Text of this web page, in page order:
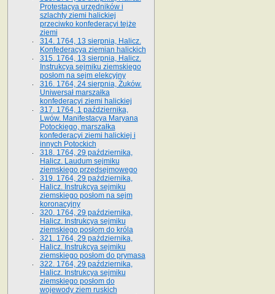
Protestacya urzędników i
szlachty ziemi halickiej
przeciwko konfederacyi tejże
ziemi
314. 1764, 13 sierpnia, Halicz.
Konfederacya ziemian halickich
315. 1764, 13 sierpnia, Halicz.
Instrukcya sejmiku ziemskiego
posłom na sejm elekcyjny
316. 1764, 24 sierpnia, Żuków.
Uniwersał marszałka
konfederacyi ziemi halickiej
317. 1764, 1 października,
Lwów. Manifestacya Maryana
Potockiego, marszałka
konfederacyi ziemi halickiej i
innych Potockich
318. 1764, 29 października,
Halicz. Laudum sejmiku
ziemskiego przedsejmowego
319. 1764, 29 października,
Halicz. Instrukcya sejmiku
ziemskiego posłom na sejm
koronacyjny
320. 1764, 29 października,
Halicz. Instrukcya sejmiku
ziemskiego posłom do króla
321. 1764, 29 października,
Halicz. Instrukcya sejmiku
ziemskiego posłom do prymasa
322. 1764, 29 października,
Halicz. Instrukcya sejmiku
ziemskiego posłom do
wojewody ziem ruskich